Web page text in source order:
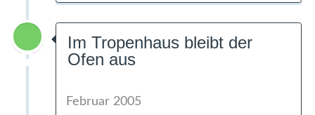
Im Tropenhaus bleibt der
Ofen aus
Februar 2005